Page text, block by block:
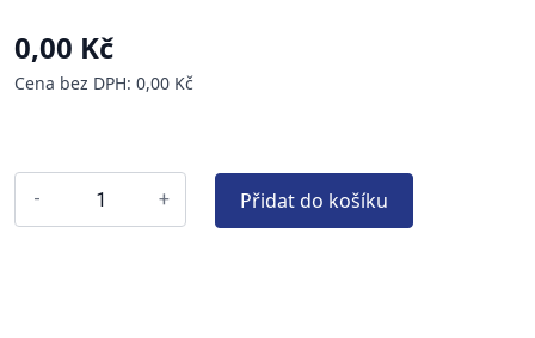
0,00 Kč
Cena bez DPH: 0,00 Kč
- + Přidat do košíku